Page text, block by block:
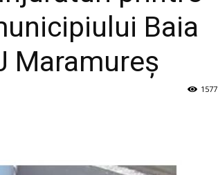
Baia
Maramureş
1577